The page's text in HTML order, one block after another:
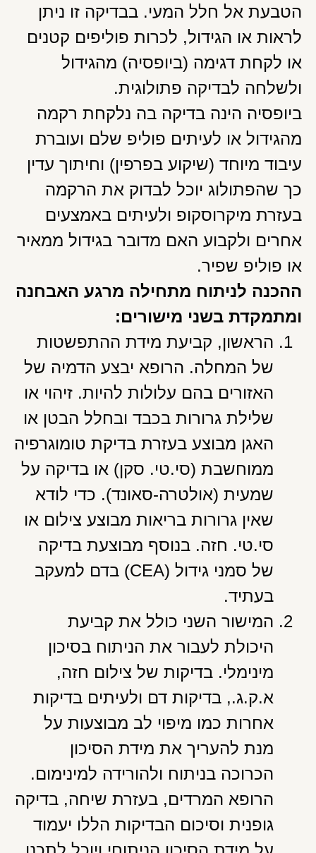
הטבעת אל חלל המעי. בבדיקה זו ניתן
לראות או הגידול, לכרות פוליפים קטנים
או לקחת דגימה (ביופסיה) מהגידול
ולשלחה לבדיקה פתולוגית.
ביופסיה הינה בדיקה בה נלקחת רקמה
מהגידול או לעיתים פוליפ שלם ועוברת
עיבוד מיוחד (שיקוע בפרפין) וחיתוך עדין
כך שהפתולוג יוכל לבדוק את הרקמה
בעזרת מיקרוסקופ ולעיתים באמצעים
אחרים ולקבוע האם מדובר בגידול ממאיר
או פוליפ שפיר.
ההכנה לניתוח מתחילה מרגע האבחנה
ומתמקדת בשני מישורים:
הראשון, קביעת מידת ההתפשטות
של המחלה. הרופא יבצע הדמיה של
האזורים בהם עלולות להיות. זיהוי או
שלילת גרורות בכבד ובחלל הבטן או
האגן מבוצע בעזרת בדיקת טומוגרפיה
ממוחשבת (סי.טי. סקן) או בדיקה על
שמעית (אולטרה-סאונד). כדי לודא
שאין גרורות בריאות מבוצע צילום או
סי.טי. חזה. בנוסף מבוצעת בדיקה
של סמני גידול (CEA) בדם למעקב
בעתיד.
המישור השני כולל את קביעת
היכולת לעבור את הניתוח בסיכון
מינימלי. בדיקות של צילום חזה,
א.ק.ג., בדיקות דם ולעיתים בדיקות
אחרות כמו מיפוי לב מבוצעות על
מנת להעריך את מידת הסיכון
הכרוכה בניתוח ולהורידה למינימום.
הרופא המרדים, בעזרת שיחה, בדיקה
גופנית וסיכום הבדיקות הללו יעמוד